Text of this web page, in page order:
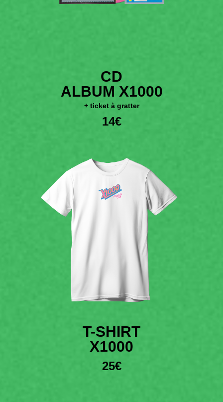
CD
ALBUM X1000
+ ticket à gratter
14€
T-SHIRT
X1000
25€